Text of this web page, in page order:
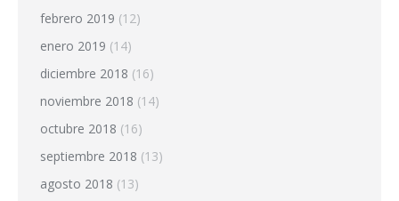
febrero 2019 (12)
enero 2019 (14)
diciembre 2018 (16)
noviembre 2018 (14)
octubre 2018 (16)
septiembre 2018 (13)
agosto 2018 (13)